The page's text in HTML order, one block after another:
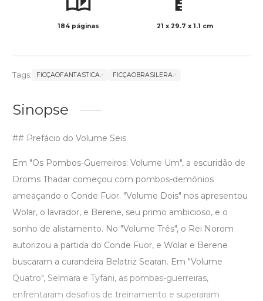
184 páginas 21 x 29.7 x 1.1 cm
Tags: FICÇAOFANTASTICA.- FICÇAOBRASILERA.-
Sinopse
## Prefácio do Volume Seis
Em "Os Pombos-Guerreiros: Volume Um", a escuridão de
Droms Thadar começou com pombos-demônios
ameaçando o Conde Fuor. "Volume Dois" nos apresentou
Wolar, o lavrador, e Berene, seu primo ambicioso, e o
sonho de alistamento. No "Volume Três", o Rei Norom
autorizou a partida do Conde Fuor, e Wolar e Berene
buscaram a curandeira Belatriz Searan. Em "Volume
Quatro", Selmara e Tyfani, as pombas-guerreiras,
enfrentaram desafios de treinamento e superaram